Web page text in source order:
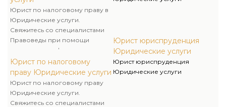
споров и процессов!
Юрист по налоговому праву в
Юридические услуги.
Свяжитесь со специалистами
Правоведы при помощи
номеров телефонов и
закажите консультацию наших
специалистов либо их услуги
по сопровождению налоговых
споров и процессов!
Юрист по налоговому
праву Юридические услуги
Юрист по налоговому праву
Юридические услуги.
Свяжитесь со специалистами
Юрист юриспруденция
Юридические услуги
Юрист юриспруденция
Юридические услуги